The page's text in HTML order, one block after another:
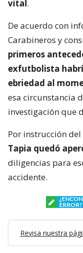
vital.
De acuerdo con
Carabineros y
primeros
exfutbolista
ebriedad al
esa circunstancia
investigación que
Por instrucción
Tapia quedó
diligencias para
accidente.
ERROR?
Revisa nuestra